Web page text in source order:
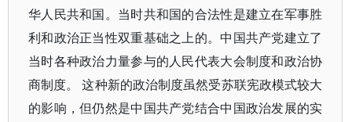
华人民共和国。当时共和国的合法性是建立在军事胜
利和政治正当性双重基础之上的。中国共产党建立了
当时各种政治力量参与的人民代表大会制度和政治协
商制度。 这种新的政治制度虽然受苏联宪政模式较大
的影响，但仍然是中国共产党结合中国政治发展的实